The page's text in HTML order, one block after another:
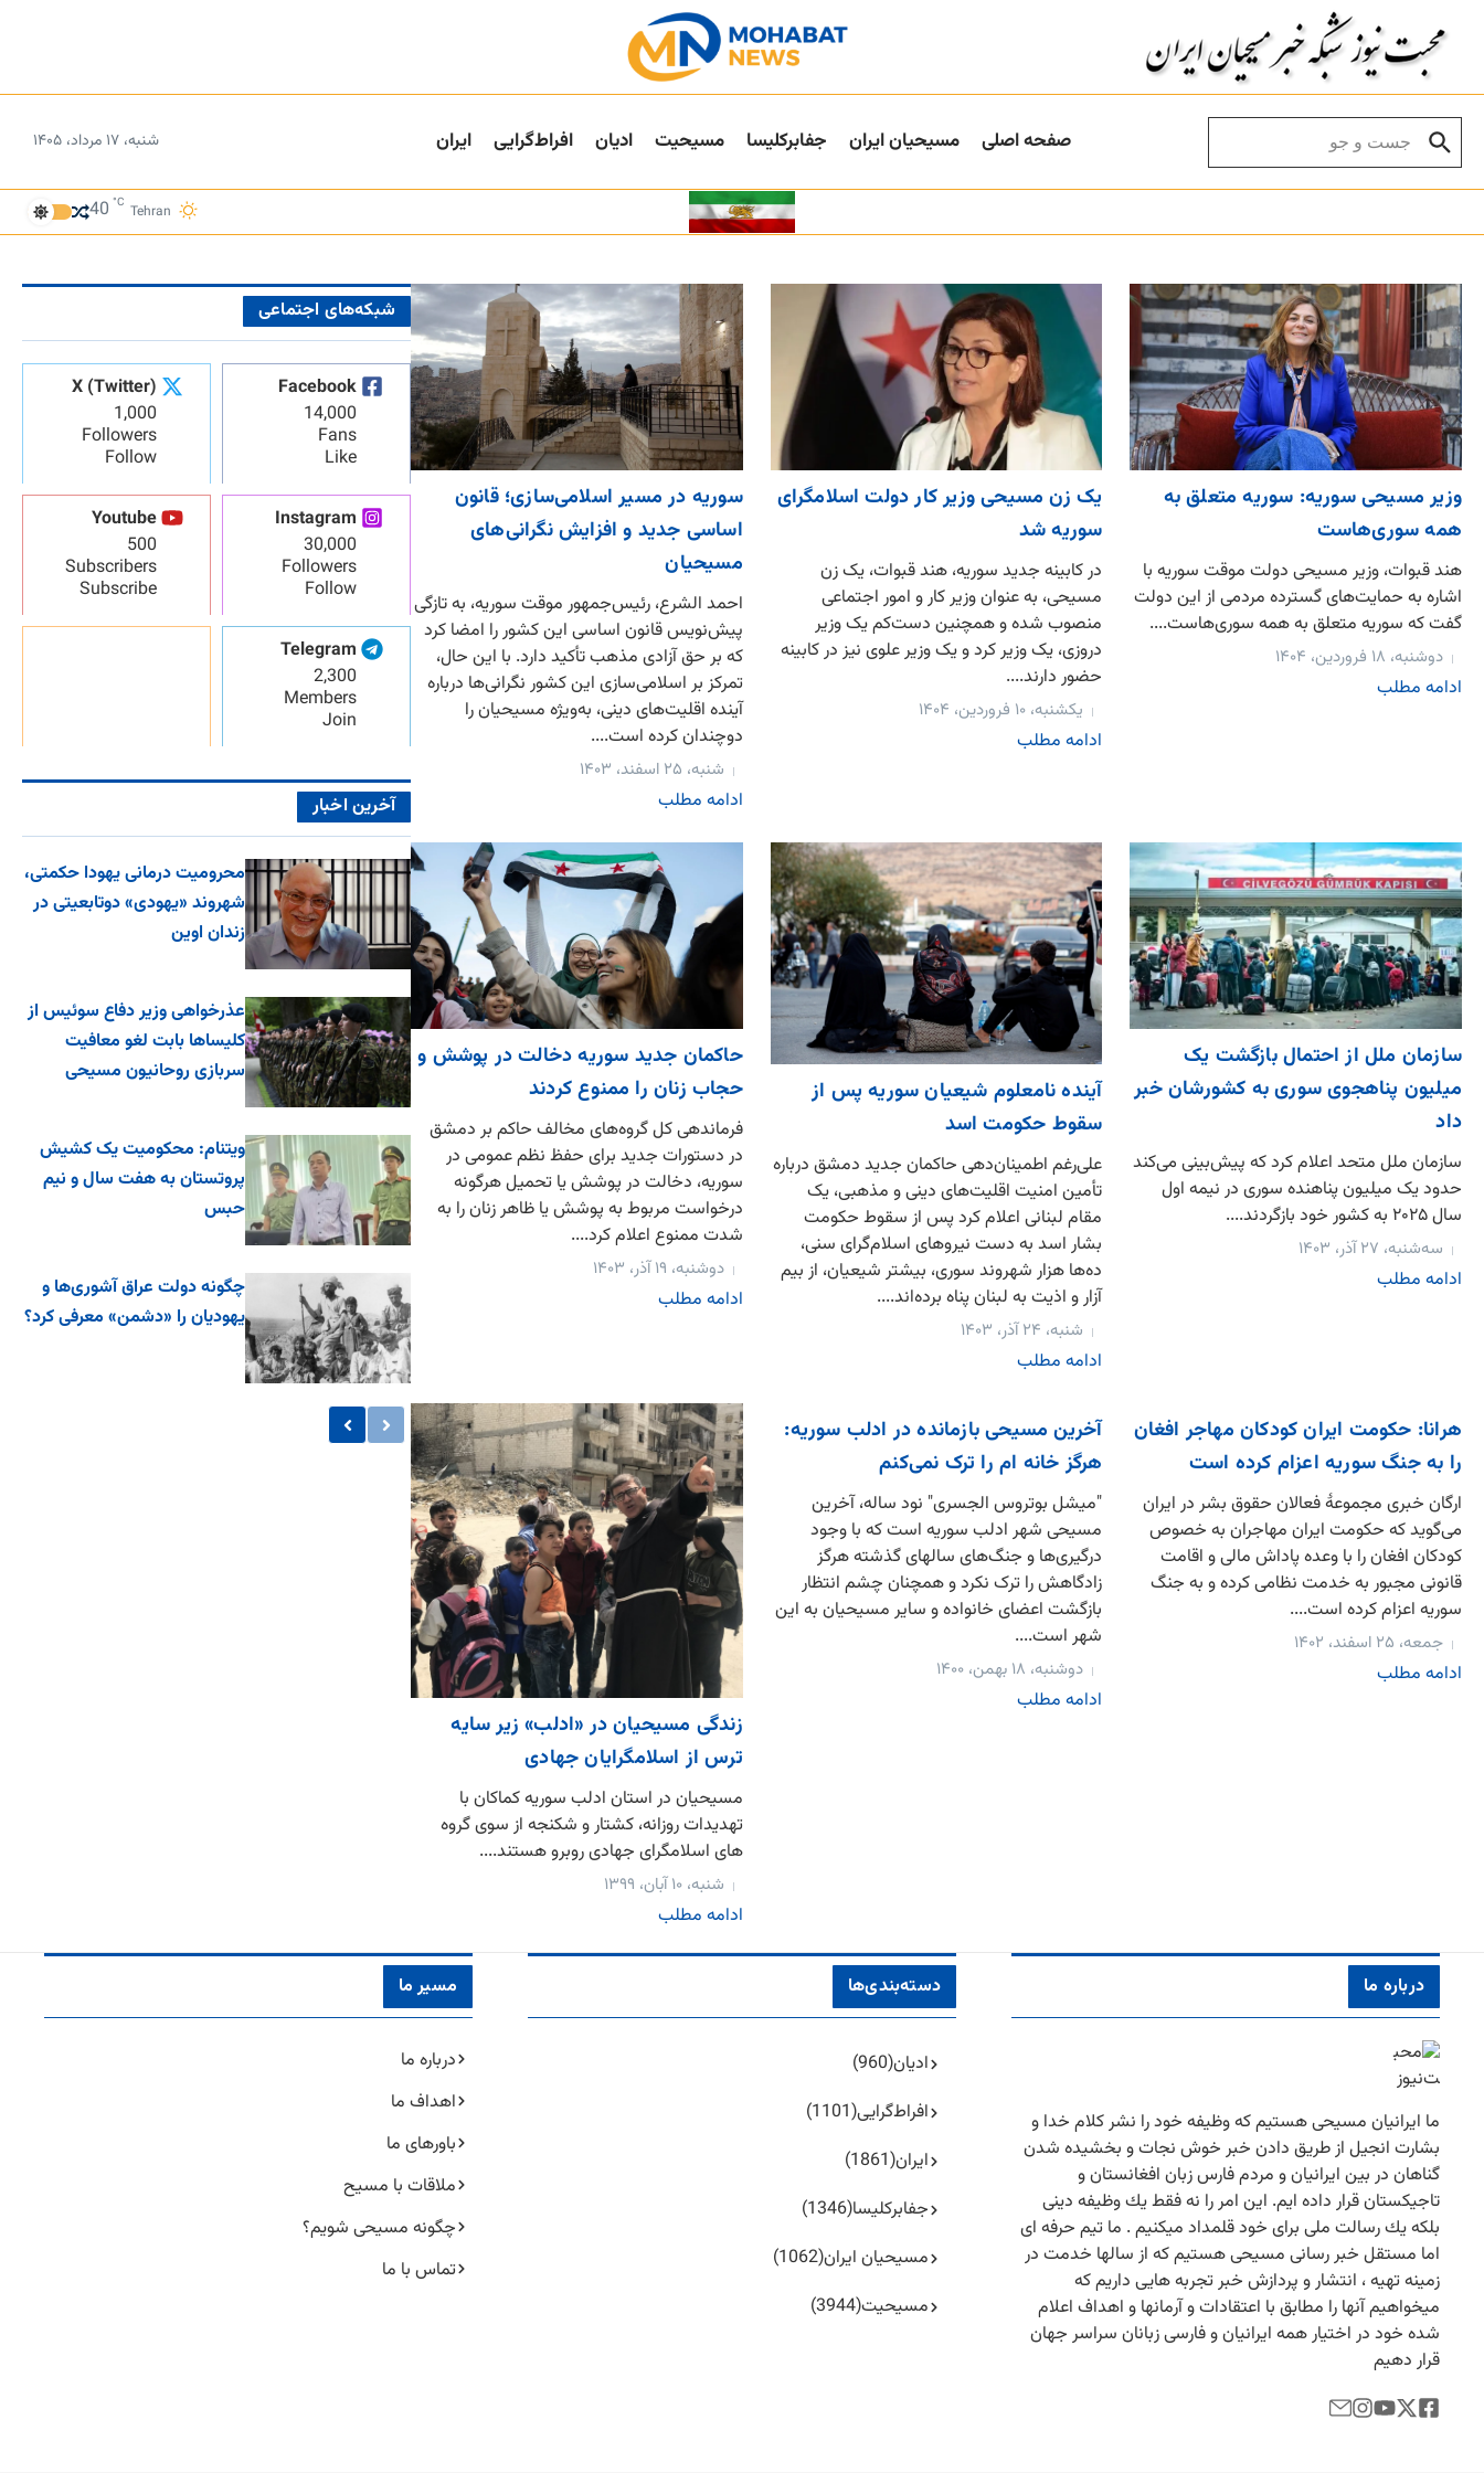
صفحه اصلی مسیحیان ایران جفا‌بر‌کلیسا مسیحیت ادیان افراط‌گرایی ایران شنبه، ۱۷ مرداد، ۱۴۰۵
Tehran
40 °C
وزیر مسیحی سوریه: سوریه متعلق به
همه سوری‌هاست
هند قبوات، وزیر مسیحی دولت موقت سوریه با
اشاره به حمایت‌های گسترده مردمی از این دولت
گفت که سوریه متعلق به همه سوری‌هاست....
دوشنبه، ۱۸ فروردین، ۱۴۰۴
ادامه مطلب
یک زن مسیحی وزیر کار دولت اسلامگرای
سوریه شد
در کابینه جدید سوریه، هند قبوات، یک زن
مسیحی، به ‌عنوان وزیر کار و امور اجتماعی
منصوب شده و همچنین دست‌کم یک وزیر
دروزی، یک وزیر کرد و یک وزیر علوی نیز در کابینه
حضور دارند....
یکشنبه، ۱۰ فروردین، ۱۴۰۴
ادامه مطلب
سوریه در مسیر اسلامی‌سازی؛ قانون
اساسی جدید و افزایش نگرانی‌های
مسیحیان
احمد الشرع، رئیس‌جمهور موقت سوریه، به تازگی
پیش‌نویس قانون اساسی این کشور را امضا کرد
که بر حق آزادی مذهب تأکید دارد. با این حال،
تمرکز بر اسلامی‌سازی این کشور نگرانی‌ها درباره
آینده اقلیت‌های دینی، به‌ویژه مسیحیان را
دوچندان کرده است....
شنبه، ۲۵ اسفند، ۱۴۰۳
ادامه مطلب
سازمان ملل از احتمال بازگشت یک
میلیون پناهجوی سوری به کشورشان خبر
داد
سازمان ملل متحد اعلام کرد که پیش‌بینی می‌کند
حدود یک میلیون پناهنده سوری در نیمه اول
سال ۲۰۲۵ به کشور خود بازگردند....
سه‌شنبه، ۲۷ آذر، ۱۴۰۳
ادامه مطلب
آینده نامعلوم شیعیان سوریه پس از
سقوط حکومت اسد
علی‌رغم اطمینان‌دهی حاکمان جدید دمشق درباره
تأمین امنیت اقلیت‌های دینی و مذهبی، یک
مقام لبنانی اعلام کرد پس از سقوط حکومت
بشار اسد به دست نیروهای اسلام‌گرای سنی،
ده‌ها هزار شهروند سوری، بیشتر شیعیان، از بیم
آزار و اذیت به لبنان پناه برده‌اند....
شنبه، ۲۴ آذر، ۱۴۰۳
ادامه مطلب
حاکمان جدید سوریه دخالت در پوشش و
حجاب زنان را ممنوع کردند
فرماندهی کل گروه‌های مخالف حاکم بر دمشق
در دستورات جدید برای حفظ نظم عمومی در
سوریه، دخالت در پوشش یا تحمیل هرگونه
درخواست مربوط به پوشش یا ظاهر زنان را به
شدت ممنوع اعلام کرد....
دوشنبه، ۱۹ آذر، ۱۴۰۳
ادامه مطلب
هرانا: حکومت ایران کودکان مهاجر افغان
را به جنگ سوریه اعزام کرده است
ارگان خبری مجموعهٔ فعالان حقوق بشر در ایران
می‌گوید که حکومت ایران مهاجران به خصوص
کودکان افغان را با وعده پاداش مالی و اقامت
قانونی مجبور به خدمت نظامی کرده و به جنگ
سوریه اعزام کرده است....
جمعه، ۲۵ اسفند، ۱۴۰۲
ادامه مطلب
آخرین مسیحی بازمانده در ادلب سوریه:
هرگز خانه ام را ترک نمی‌کنم
"میشل بوتروس الجسری" نود ساله، آخرین
مسیحی شهر ادلب سوریه است که با وجود
درگیری‌ها و جنگ‌های سالهای گذشته هرگز
زادگاهش را ترک نکرد و همچنان چشم انتظار
بازگشت اعضای خانواده و سایر مسیحیان به این
شهر است....
دوشنبه، ۱۸ بهمن، ۱۴۰۰
ادامه مطلب
زندگی مسیحیان در «ادلب» زیر سایه
ترس از اسلامگرایان جهادی
مسیحیان در استان ادلب سوریه کماکان با
تهدیدات روزانه، کشتار و شکنجه از سوی گروه
های اسلامگرای جهادی روبرو هستند....
شنبه، ۱۰ آبان، ۱۳۹۹
ادامه مطلب
شبکه‌های اجتماعی
Facebook
14,000
Fans
Like
X (Twitter)
1,000
Followers
Follow
Instagram
30,000
Followers
Follow
Youtube
500
Subscribers
Subscribe
Telegram
2,300
Members
Join
آخرین اخبار
محرومیت درمانی یهودا حکمتی،
شهروند «یهودی» دوتابعیتی در
زندان اوین
عذرخواهی وزیر دفاع سوئیس از
کلیساها بابت لغو معافیت
سربازی روحانیون مسیحی
ویتنام: محکومیت یک کشیش
پروتستان به هفت سال و نیم
حبس
چگونه دولت عراق آشوری‌ها و
یهودیان را «دشمن» معرفی کرد؟
درباره ما
ما ایرانیان مسیحی هستیم كه وظیفه خود را نشر كلام خدا و
بشارت انجیل از طریق دادن خبر خوش نجات و بخشیده شدن
گناهان در بین ایرانیان و مردم فارس زبان افغانستان و
تاجیكستان قرار داده ایم. این امر را نه فقط یك وظیفه دینی
بلكه یك رسالت ملی برای خود قلمداد میكنیم . ما تیم حرفه ای
اما مستقل خبر رسانی مسیحی هستیم كه از سالها خدمت در
زمینه تهیه ، انتشار و پردازش خبر تجربه هایی داریم كه
میخواهیم آنها را مطابق با اعتقادات و آرمانها و اهداف اعلام
شده خود در اختیار همه ایرانیان و فارسی زبانان سراسر جهان
قرار دهیم
دسته‌بندی‌ها
ادیان(960)
افراط‌گرایی(1101)
ایران(1861)
جفا‌بر‌کلیسا(1346)
مسیحیان ایران(1062)
مسیحیت(3944)
مسیر ما
درباره ما
اهداف ما
باورهای ما
ملاقات با مسیح
چگونه مسیحی شویم؟
تماس با ما